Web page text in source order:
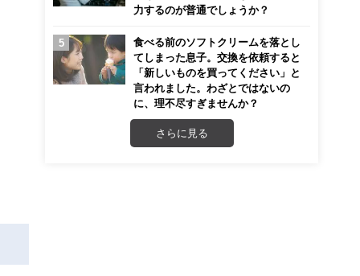
力するのが普通でしょうか？
食べる前のソフトクリームを落とし
てしまった息子。交換を依頼すると
「新しいものを買ってください」と
言われました。わざとではないの
に、理不尽すぎませんか？
さらに見る